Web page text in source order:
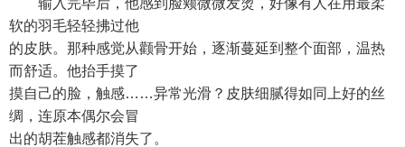
输入完毕后，他感到脸颊微微发烫，好像有人在用最柔
软的羽毛轻轻拂过他
的皮肤。那种感觉从颧骨开始，逐渐蔓延到整个面部，温热
而舒适。他抬手摸了
摸自己的脸，触感……异常光滑？皮肤细腻得如同上好的丝
绸，连原本偶尔会冒
出的胡茬触感都消失了。